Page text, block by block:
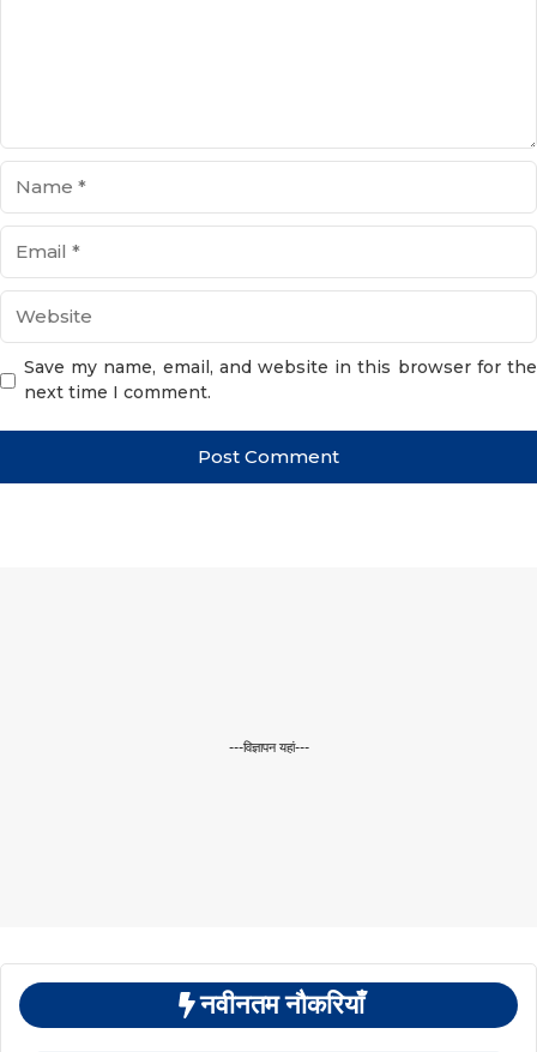
Name
Email
Website
Save my name, email, and website in this browser for the
next time I comment.
---विज्ञापन यहां---
नवीनतम नौकरियाँ